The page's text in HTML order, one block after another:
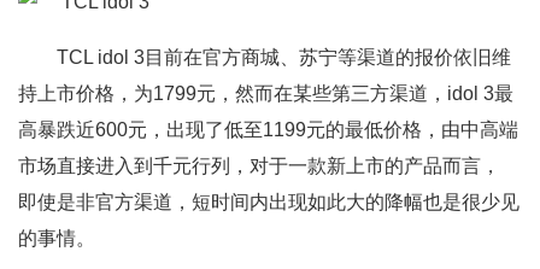
TCL idol 3目前在官方商城、苏宁等渠道的报价依旧维
持上市价格，为1799元，然而在某些第三方渠道，idol 3最
高暴跌近600元，出现了低至1199元的最低价格，由中高端
市场直接进入到千元行列，对于一款新上市的产品而言，
即使是非官方渠道，短时间内出现如此大的降幅也是很少见
的事情。